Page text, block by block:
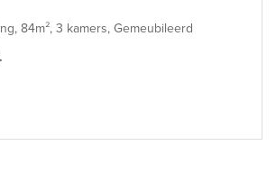
84m², 3 kamers, Gemeubileerd